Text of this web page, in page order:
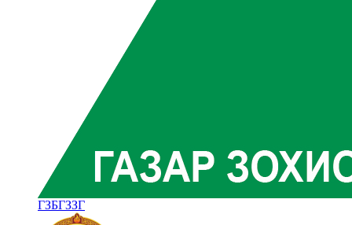
ГЗБГЗЗГ